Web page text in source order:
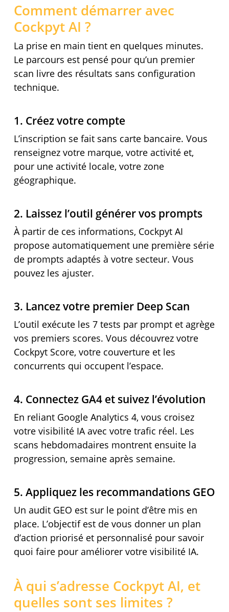
Comment démarrer avec
Cockpyt AI ?
La prise en main tient en quelques minutes.
Le parcours est pensé pour qu’un premier
scan livre des résultats sans configuration
technique.
1. Créez votre compte
L’inscription se fait sans carte bancaire. Vous
renseignez votre marque, votre activité et,
pour une activité locale, votre zone
géographique.
2. Laissez l’outil générer vos prompts
À partir de ces informations, Cockpyt AI
propose automatiquement une première série
de prompts adaptés à votre secteur. Vous
pouvez les ajuster.
3. Lancez votre premier Deep Scan
L’outil exécute les 7 tests par prompt et agrège
vos premiers scores. Vous découvrez votre
Cockpyt Score, votre couverture et les
concurrents qui occupent l’espace.
4. Connectez GA4 et suivez l’évolution
En reliant Google Analytics 4, vous croisez
votre visibilité IA avec votre trafic réel. Les
scans hebdomadaires montrent ensuite la
progression, semaine après semaine.
5. Appliquez les recommandations GEO
Un audit GEO est sur le point d’être mis en
place. L’objectif est de vous donner un plan
d’action priorisé et personnalisé pour savoir
quoi faire pour améliorer votre visibilité IA.
À qui s’adresse Cockpyt AI, et
quelles sont ses limites ?